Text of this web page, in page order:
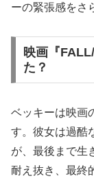
ーの緊張感をさ
映画『
た？
ベッキーは映画
す。彼女は過酷
が、最後まで生
耐え抜き、最終